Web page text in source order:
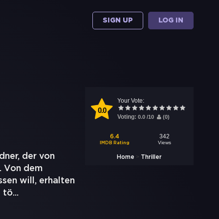
SIGN UP LOG IN
0.0
Your Vote:
Voting: 0.0 /10 (0)
6.4
IMDB Rating
342
Views
Home > Thriller
der von
Von dem
will, erhalten
tö...